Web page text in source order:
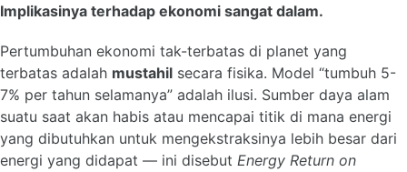
Implikasinya terhadap ekonomi sangat dalam.
Pertumbuhan ekonomi tak-terbatas di planet yang
terbatas adalah mustahil secara fisika. Model “tumbuh 5-
7% per tahun selamanya” adalah ilusi. Sumber daya alam
suatu saat akan habis atau mencapai titik di mana energi
yang dibutuhkan untuk mengekstraksinya lebih besar dari
energi yang didapat — ini disebut Energy Return on